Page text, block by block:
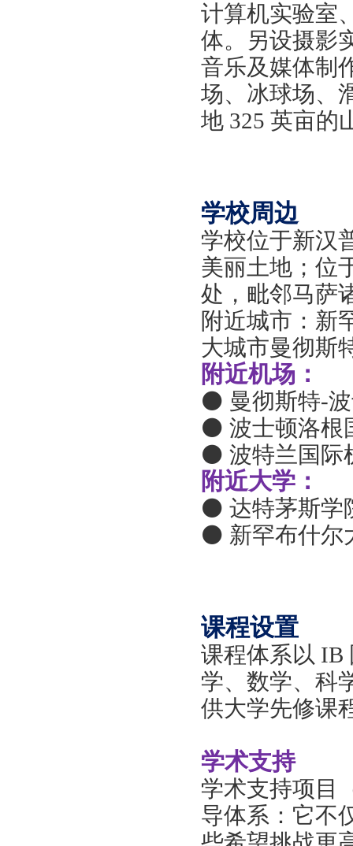
计算机实验室
体。另设摄影
音乐及媒体制
场、冰球场、
地 325 英亩的
学校周边
学校位于新汉
美丽土地；位
处，毗邻马萨
附近城市：新
大城市曼彻斯
附近机场：
⚫ 曼彻斯特-
⚫ 波士顿洛根
⚫ 波特兰国际
附近大学：
⚫ 达特茅斯学
⚫ 新罕布什尔
课程设置
课程体系以 IB
学、数学、科
供大学先修课
学术支持
学术支持项目
导体系：它不